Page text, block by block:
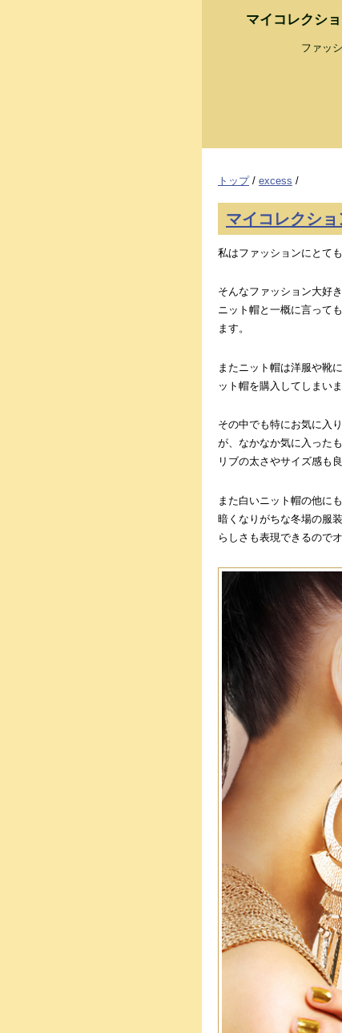
マイコレクシ
ファッ
トップ/ excess /
マイコレクショ
私はファッションにとて
そんなファッション大好
ニット帽と一概に言って
ます。
またニット帽は洋服や靴
ット帽を購入してしまいま
その中でも特にお気に入
が、なかなか気に入った
リブの太さやサイズ感も
また白いニット帽の他に
暗くなりがちな冬場の服
らしさも表現できるので